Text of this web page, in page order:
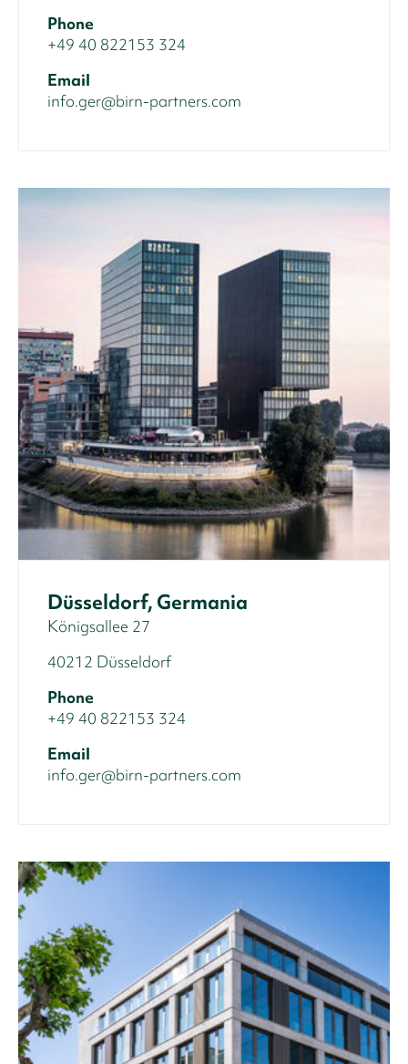
Phone
+49 40 822153 324
Email
info.ger@birn-partners.com
Düsseldorf, Germania
Königsallee 27
40212 Düsseldorf
Phone
+49 40 822153 324
Email
info.ger@birn-partners.com